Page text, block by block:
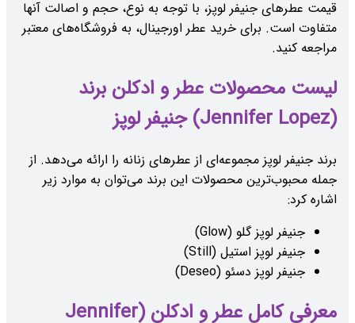
قیمت عطرهای جنیفر لوپز، با توجه به نوع، حجم و اصالت آنها
متفاوت است. برای خرید عطر اورجینال، به فروشگاه‌های معتبر
مراجعه کنید.
لیست محصولات عطر و ادکلن برند
(Jennifer Lopez) جنیفر لوپز
برند جنیفر لوپز مجموعه‌ای از عطرهای زنانه را ارائه می‌دهد. از
جمله محبوب‌ترین محصولات این برند می‌توان به موارد زیر
اشاره کرد:
جنیفر لوپز گلو (Glow)
جنیفر لوپز استیل (Still)
جنیفر لوپز دسئو (Deseo)
معرفی کامل عطر و ادکلن (Jennifer